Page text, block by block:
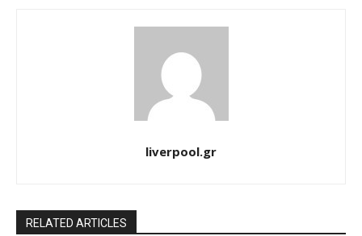
liverpool.gr
RELATED ARTICLES